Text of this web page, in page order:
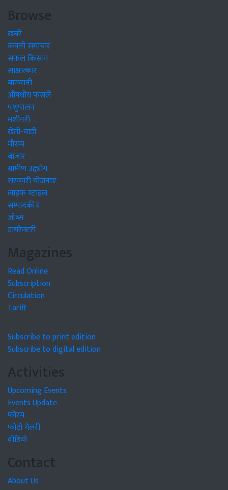
Browse
खबरें
कंपनी समाचार
सफल किसान
साक्षात्कार
बागवानी
औषधीय फसलें
पशुपालन
मशीनरी
खेती-बाड़ी
मौसम
बाजार
ग्रामीण उद्द्योग
सरकारी योजनाएं
लाइफ स्टाइल
सम्पादकीय
जॉब्स
डायरेक्टरी
Magazines
Read Online
Subscription
Circulation
Tariff
Subscribe to print edition
Subscribe to digital edition
Activities
Upcoming Events
Events Update
फोरम
फोटो गैलरी
वीडियो
Contact
About Us